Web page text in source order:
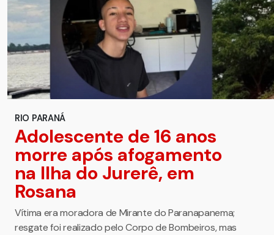
RIO PARANÁ
Adolescente de 16 anos
morre após afogamento
na Ilha do Jurerê, em
Rosana
Vítima era moradora de Mirante do Paranapanema;
resgate foi realizado pelo Corpo de Bombeiros, mas